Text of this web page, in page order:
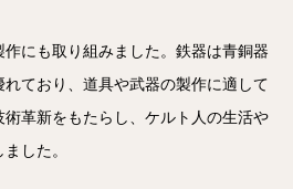
にも取り組みました。鉄器は青銅器
ており、道具や武器の製作に適して
革新をもたらし、ケルト人の生活や
した。